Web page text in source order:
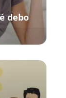
debo